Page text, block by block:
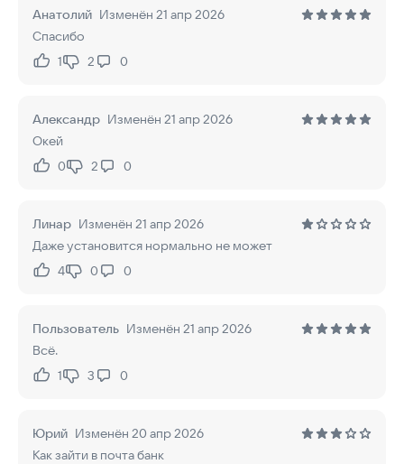
Анатолий Изменён 21 апр 2026
Спасибо
Нравится:
1Не нравится:
2 0
Александр Изменён 21 апр 2026
Окей
Нравится:
0Не нравится:
2 0
Линар Изменён 21 апр 2026
Даже установится нормально не может
Нравится:
4Не нравится:
0 0
Пользователь Изменён 21 апр 2026
Всё.
Нравится:
1Не нравится:
3 0
Юрий Изменён 20 апр 2026
Как зайти в почта банк